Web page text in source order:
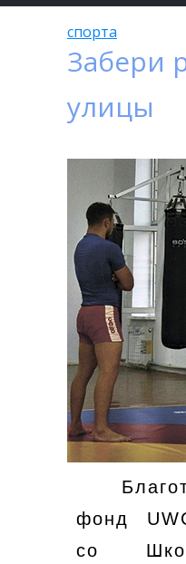
спорта
Забери
улицы
фонд
со